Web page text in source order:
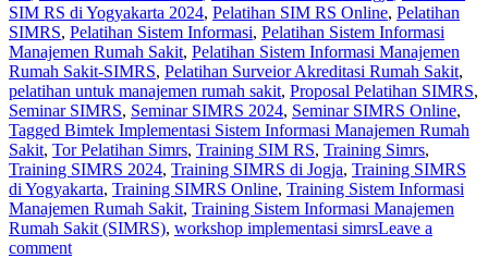
SIM RS di Yogyakarta 2024, Pelatihan SIM RS Online, Pelatihan
SIMRS, Pelatihan Sistem Informasi, Pelatihan Sistem Informasi
Manajemen Rumah Sakit, Pelatihan Sistem Informasi Manajemen
Rumah Sakit-SIMRS, Pelatihan Surveior Akreditasi Rumah Sakit,
pelatihan untuk manajemen rumah sakit, Proposal Pelatihan SIMRS,
Seminar SIMRS, Seminar SIMRS 2024, Seminar SIMRS Online,
Tagged Bimtek Implementasi Sistem Informasi Manajemen Rumah
Sakit, Tor Pelatihan Simrs, Training SIM RS, Training Simrs,
Training SIMRS 2024, Training SIMRS di Jogja, Training SIMRS
di Yogyakarta, Training SIMRS Online, Training Sistem Informasi
Manajemen Rumah Sakit, Training Sistem Informasi Manajemen
Rumah Sakit (SIMRS), workshop implementasi simrsLeave a
comment